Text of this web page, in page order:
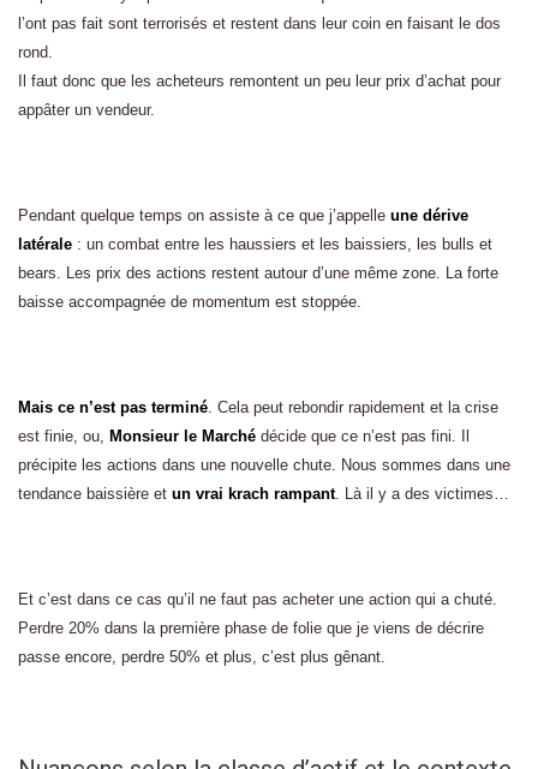
l’ont pas fait sont terrorisés et restent dans leur coin en faisant le dos
rond.
Il faut donc que les acheteurs remontent un peu leur prix d’achat pour
appâter un vendeur.
Pendant quelque temps on assiste à ce que j’appelle une dérive
latérale : un combat entre les haussiers et les baissiers, les bulls et
bears. Les prix des actions restent autour d’une même zone. La forte
baisse accompagnée de momentum est stoppée.
Mais ce n’est pas terminé. Cela peut rebondir rapidement et la crise
est finie, ou, Monsieur le Marché décide que ce n’est pas fini. Il
précipite les actions dans une nouvelle chute. Nous sommes dans une
tendance baissière et un vrai krach rampant. Là il y a des victimes…
Et c’est dans ce cas qu’il ne faut pas acheter une action qui a chuté.
Perdre 20% dans la première phase de folie que je viens de décrire
passe encore, perdre 50% et plus, c’est plus gênant.